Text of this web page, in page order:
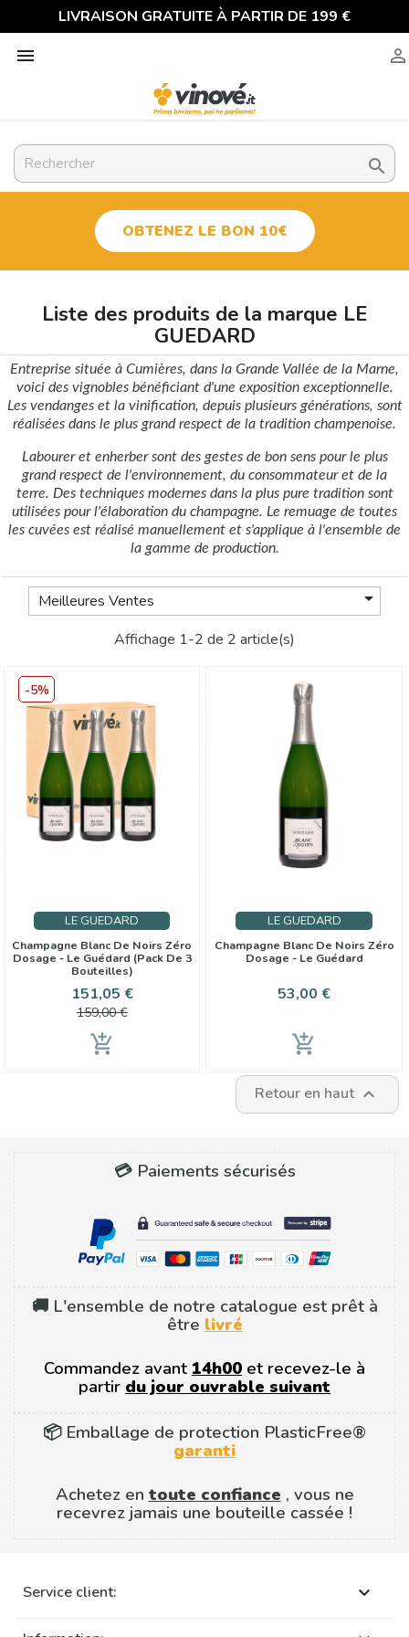
LIVRAISON GRATUITE À PARTIR DE 199 €
 

OBTENEZ LE BON 10€
Liste des produits de la marque LE
GUEDARD
Entreprise située à Cumières, dans la Grande Vallée de la Marne,
voici des vignobles bénéficiant d'une exposition exceptionnelle.
Les vendanges et la vinification, depuis plusieurs générations, sont
réalisées dans le plus grand respect de la tradition champenoise.
Labourer et enherber sont des gestes de bon sens pour le plus
grand respect de l'environnement, du consommateur et de la
terre. Des techniques modernes dans la plus pure tradition sont
utilisées pour l'élaboration du champagne. Le remuage de toutes
les cuvées est réalisé manuellement et s'applique à l'ensemble de
la gamme de production.
Meilleures Ventes 
Affichage 1-2 de 2 article(s)
LE GUEDARD
Champagne Blanc De Noirs Zéro
Dosage - Le Guédard (Pack De 3
Bouteilles)
Prix
151,05 €Prix
159,00 €
add_shopping_cart
-5%
LE GUEDARD
Champagne Blanc De Noirs Zéro
Dosage - Le Guédard
Prix
53,00 €
add_shopping_cart
Retour en haut 
💳 Paiements sécurisés
🚚 L'ensemble de notre catalogue est prêt à
être livré
Commandez avant 14h00 et recevez-le à
partir du jour ouvrable suivant
📦 Emballage de protection PlasticFree®
garanti
Achetez en toute confiance , vous ne
recevrez jamais une bouteille cassée !
Service client: 